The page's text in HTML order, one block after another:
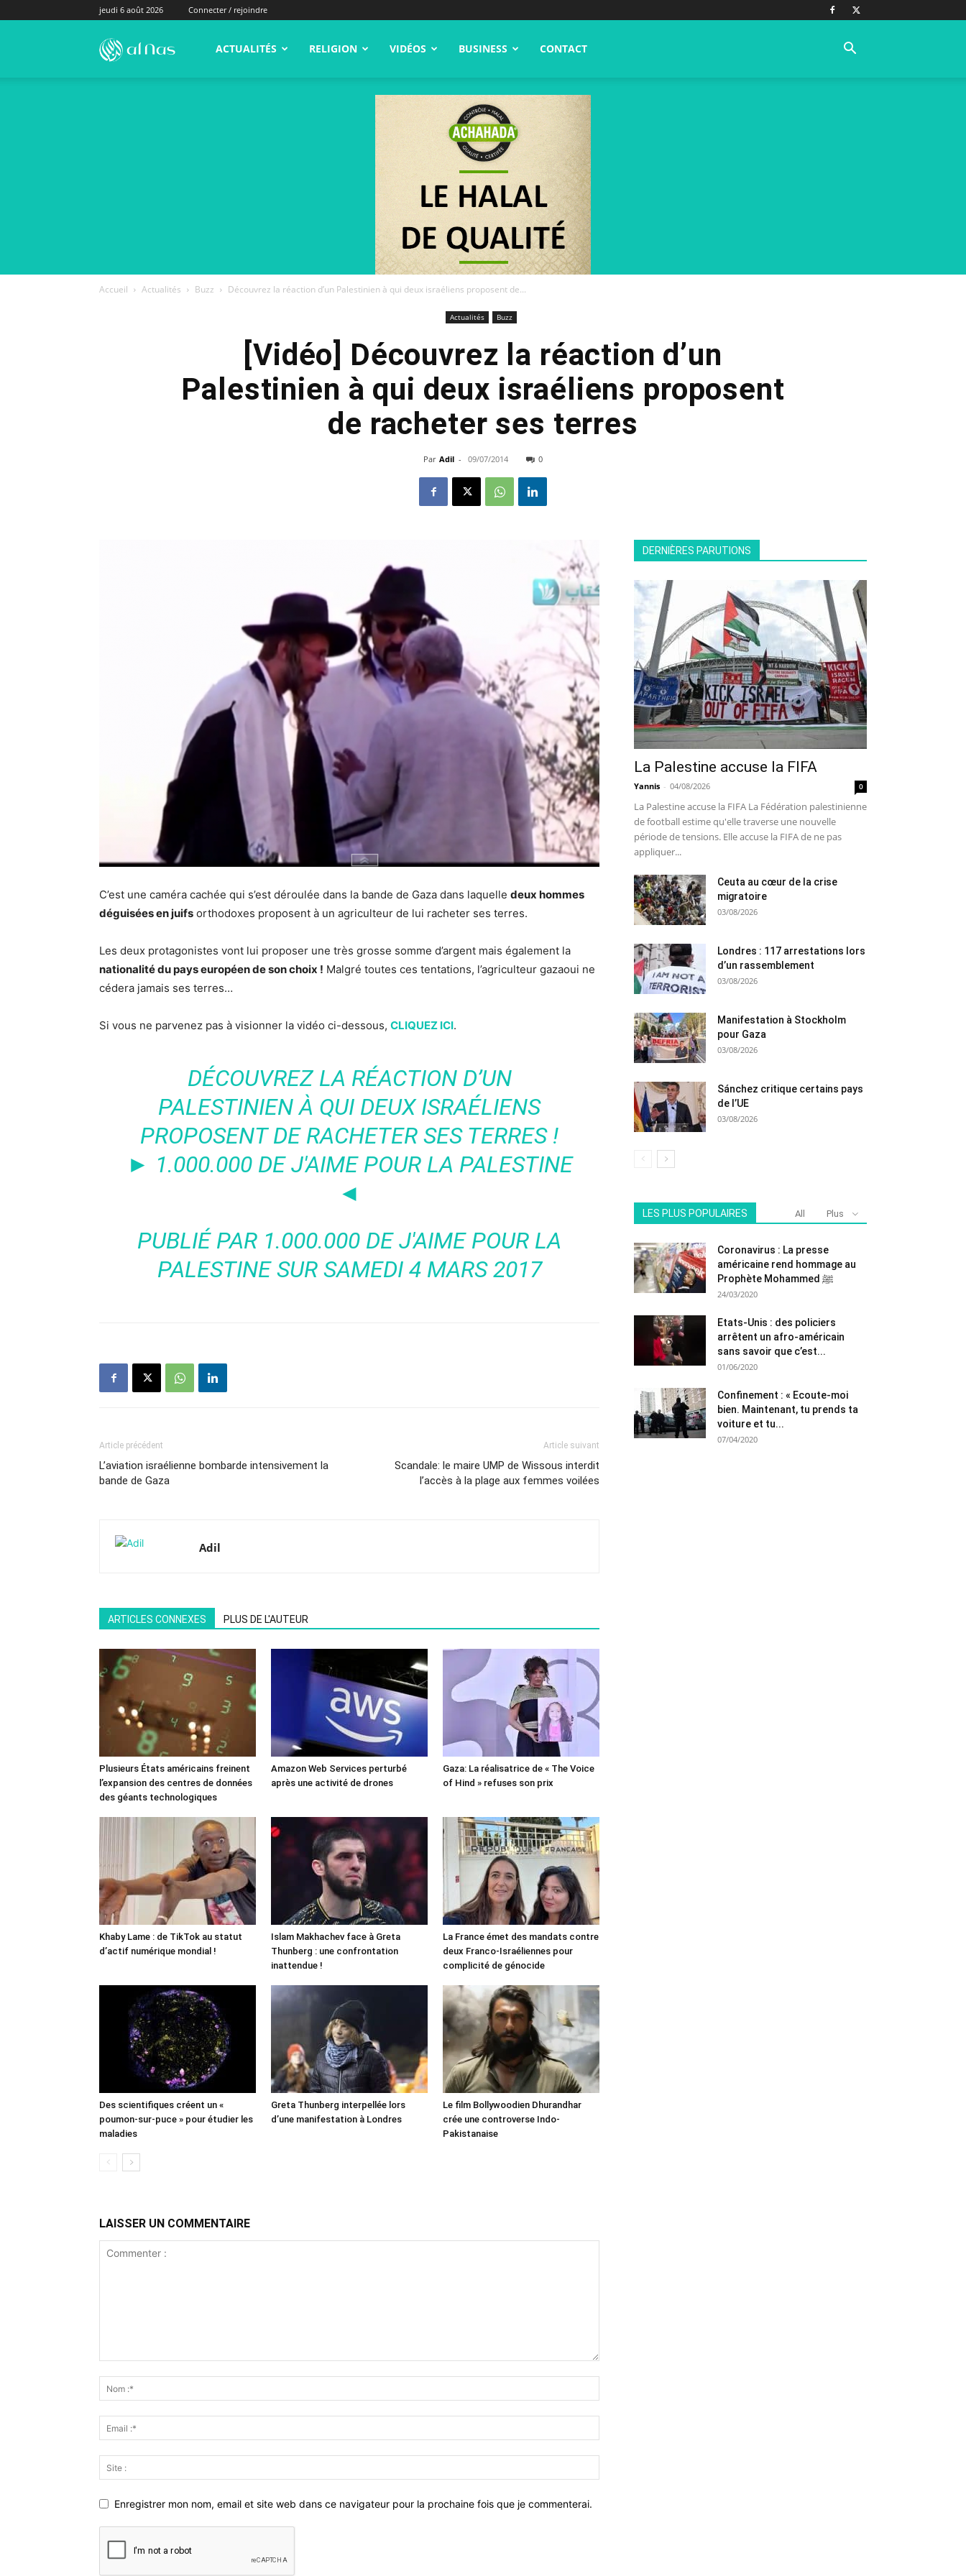
jeudi 6 août 2026 Connecter / rejoindre
alNas.fr ACTUALITÉS RELIGION VIDÉOS BUSINESS CONTACT
Accueil Actualités Buzz Découvrez la réaction d’un Palestinien à qui deux israéliens proposent de...
Actualités Buzz
[Vidéo] Découvrez la réaction d’un
Palestinien à qui deux israéliens proposent
de racheter ses terres
Par Adil - 09/07/2014 0
C’est une caméra cachée qui s’est déroulée dans la bande de Gaza dans laquelle deux hommes
déguisées en juifs orthodoxes proposent à un agriculteur de lui racheter ses terres.
Les deux protagonistes vont lui proposer une très grosse somme d’argent mais également la
nationalité du pays européen de son choix ! Malgré toutes ces tentations, l’agriculteur gazaoui ne
cédera jamais ses terres…
Si vous ne parvenez pas à visionner la vidéo ci-dessous, CLIQUEZ ICI.
DÉCOUVREZ LA RÉACTION D’UN
PALESTINIEN À QUI DEUX ISRAÉLIENS
PROPOSENT DE RACHETER SES TERRES !
► 1.000.000 DE J'AIME POUR LA PALESTINE
◄
PUBLIÉ PAR 1.000.000 DE J'AIME POUR LA
PALESTINESUR SAMEDI 4 MARS 2017
Article précédent
L’aviation israélienne bombarde intensivement la
bande de Gaza
Article suivant
Scandale: le maire UMP de Wissous interdit
l’accès à la plage aux femmes voilées
Adil
ARTICLES CONNEXES PLUS DE L'AUTEUR
Plusieurs États américains freinent
l’expansion des centres de données
des géants technologiques
Amazon Web Services perturbé
après une activité de drones
Gaza: La réalisatrice de « The Voice
of Hind » refuses son prix
Khaby Lame : de TikTok au statut
d’actif numérique mondial !
Islam Makhachev face à Greta
Thunberg : une confrontation
inattendue !
La France émet des mandats contre
deux Franco-Israéliennes pour
complicité de génocide
Des scientifiques créent un «
poumon-sur-puce » pour étudier les
maladies
Greta Thunberg interpellée lors
d’une manifestation à Londres
Le film Bollywoodien Dhurandhar
crée une controverse Indo-
Pakistanaise
LAISSER UN COMMENTAIRE
Enregistrer mon nom, email et site web dans ce navigateur pour la prochaine fois que je commenterai.
DERNIÈRES PARUTIONS
La Palestine accuse la FIFA
Yannis - 04/08/2026 0
La Palestine accuse la FIFA La Fédération palestinienne
de football estime qu'elle traverse une nouvelle
période de tensions. Elle accuse la FIFA de ne pas
appliquer...
Ceuta au cœur de la crise
migratoire
03/08/2026
Londres : 117 arrestations lors
d’un rassemblement
03/08/2026
Manifestation à Stockholm
pour Gaza
03/08/2026
Sánchez critique certains pays
de l’UE
03/08/2026
LES PLUS POPULAIRES All Plus
Coronavirus : La presse
américaine rend hommage au
Prophète Mohammed ﷺ
24/03/2020
Etats-Unis : des policiers
arrêtent un afro-américain
sans savoir que c’est...
01/06/2020
Confinement : « Ecoute-moi
bien. Maintenant, tu prends ta
voiture et tu...
07/04/2020